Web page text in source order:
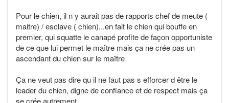
Pour le chien, il n y aurait pas de rapports chef de meute (
maitre) / esclave ( chien)...en fait le chien qui bouffe en
premier, qui squatte le canapé profite de façon opportuniste
de ce que lui permet le maître mais ça ne crée pas un
ascendant du chien sur le maître
Ça ne veut pas dire qu il ne faut pas s efforcer d être le
leader du chien, digne de confiance et de respect mais ça
se crée autrement